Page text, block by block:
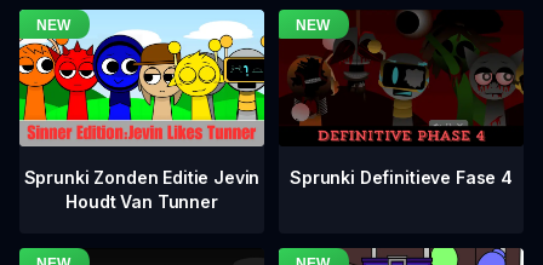
Sprunki Zonden Editie Jevin
Houdt Van Tunner
Sprunki Definitieve Fase 4